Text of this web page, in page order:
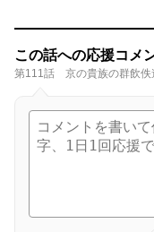
この話への応援コメ
第111話 京の貴族の群飲